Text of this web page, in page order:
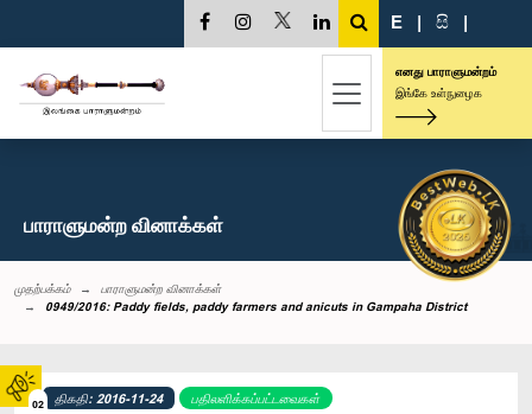
02
E | සි |
எனது பாராளுமன்றம்
இங்கே உள்நுழைக
பாராளுமன்ற வினாக்கள்
முதற்பக்கம்
பாராளுமன்ற வினாக்கள்
0949/2016: Paddy fields, paddy farmers and anicuts in Gampaha District
திகதி: 2016-11-24 பதிலளிக்கப்பட்டவைகள்